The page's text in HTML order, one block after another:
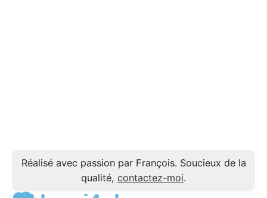
Réalisé avec passion par François. Soucieux de la
qualité, contactez-moi.